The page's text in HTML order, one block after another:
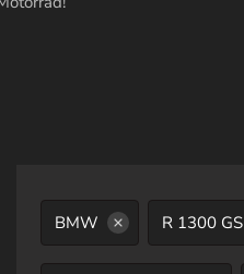
BMW R 1300 GS